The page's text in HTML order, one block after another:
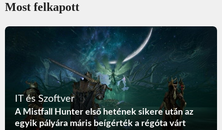
Most felkapott
IT és Szoftver
A Mistfall Hunter első hetének sikere után az
egyik pályára máris beígérték a régóta várt